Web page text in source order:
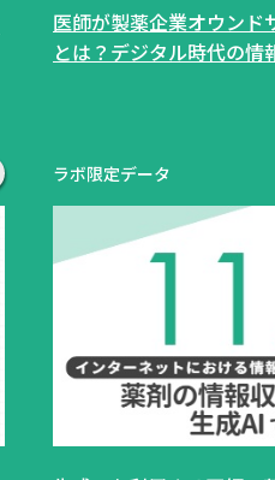
医師が製薬企業オウンド
とは？デジタル時代の情
ラボ限定データ